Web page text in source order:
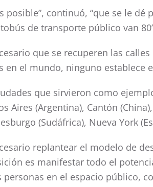
posible”, continuó, “que se le
de transporte público van
que se recuperen las
en el mundo, ninguno establece
que sirvieron como
Aires (Argentina), Cantón
(Sudáfrica), Nueva York
replantear el modelo de
es manifestar todo el
personas en el espacio público,